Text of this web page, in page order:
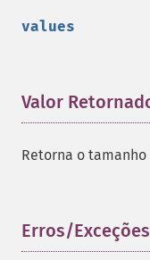
values
Valor
Retorna o
Erros/Exceções